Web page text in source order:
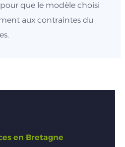
que le modèle choisi
aux contraintes du
en Bretagne